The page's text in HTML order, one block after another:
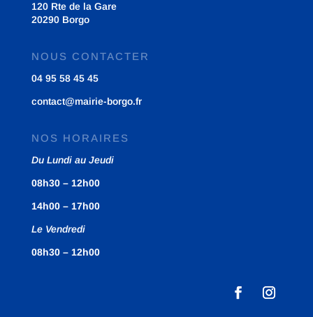
120 Rte de la Gare
20290 Borgo
NOUS CONTACTER
04 95 58 45 45
contact@mairie-borgo.fr
NOS HORAIRES
Du Lundi au Jeudi
08h30 – 12h00
14h00 – 17h00
Le Vendredi
08h30 – 12h00